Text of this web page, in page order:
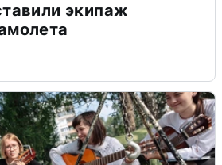
экипаж